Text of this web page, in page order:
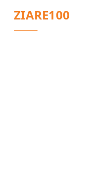
conținut
ZIARE100